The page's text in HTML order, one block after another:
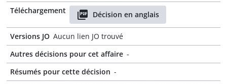
Téléchargement
Décision en anglais
Versions JO Aucun lien JO trouvé
Autres décisions pour cet affaire -
Résumés pour cette décision -